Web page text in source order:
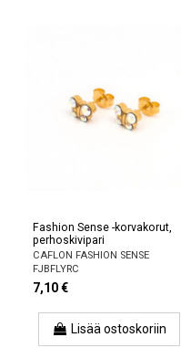
Fashion Sense -korvakorut,
perhoskivipari
CAFLON FASHION SENSE
FJBFLYRC
7,10 €
Lisää ostoskoriin